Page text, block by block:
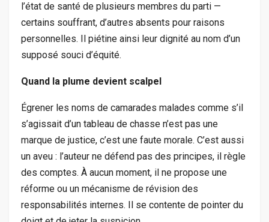
l’état de santé de plusieurs membres du parti —
certains souffrant, d’autres absents pour raisons
personnelles. Il piétine ainsi leur dignité au nom d’un
supposé souci d’équité.
Quand la plume devient scalpel
Égrener les noms de camarades malades comme s’il
s’agissait d’un tableau de chasse n’est pas une
marque de justice, c’est une faute morale. C’est aussi
un aveu : l’auteur ne défend pas des principes, il règle
des comptes. À aucun moment, il ne propose une
réforme ou un mécanisme de révision des
responsabilités internes. Il se contente de pointer du